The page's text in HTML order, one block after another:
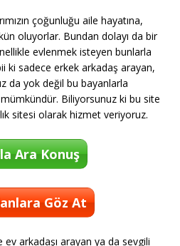
çoğunluğu aile hayatına,
oluyorlar. Bundan dolayı da bir
evlenmek isteyen bunlarla
ki sadece erkek arkadaş arayan,
da yok değil bu bayanlarla
Biliyorsunuz ki bu site
sitesi olarak hizmet veriyoruz.
Ara Konuş
Göz At
arkadaşı arayan ya da sevgili